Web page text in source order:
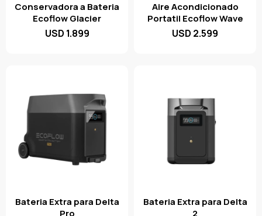
Conservadora a Bateria
Ecoflow Glacier
USD 1.899
Aire Acondicionado
Portatil Ecoflow Wave
USD 2.599
Bateria Extra para Delta
Pro
Bateria Extra para Delta
2